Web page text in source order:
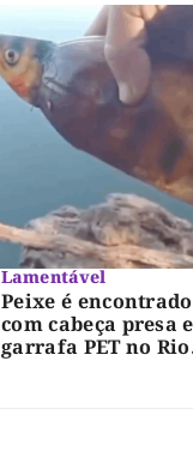
Lamentável
Peixe é encontrado
com cabeça presa
garrafa PET no Rio